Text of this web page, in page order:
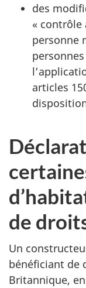
des
« contrôle
personne
articles
de
Un
bénéficiant de
Britannique,